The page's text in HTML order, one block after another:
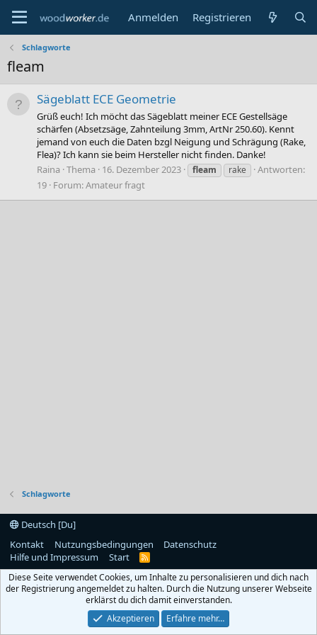
Anmelden Registrieren
Schlagworte
fleam
Sägeblatt ECE Geometrie
Grüß euch! Ich möcht das Sägeblatt meiner ECE Gestellsäge
schärfen (Absetzsäge, Zahnteilung 3mm, ArtNr 250.60). Kennt
jemand von euch die Daten bzgl Neigung und Schrägung (Rake,
Flea)? Ich kann sie beim Hersteller nicht finden. Danke!
Raina Thema 16. Dezember 2023 fleam rake
Antworten:
19 Forum:Amateur fragt
Schlagworte
Deutsch [Du]
Kontakt
Nutzungsbedingungen
Datenschutz
Hilfe und Impressum
Start
R
S
Diese Seite verwendet Cookies, um Inhalte zu personalisieren und dich nach
der Registrierung angemeldet zu halten. Durch die Nutzung unserer Webseite
erklärst du dich damit einverstanden.
Akzeptieren
Erfahre mehr…